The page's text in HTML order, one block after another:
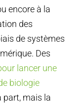
encore à la
des
de systèmes
Des
lancer une
biologie
part, mais la